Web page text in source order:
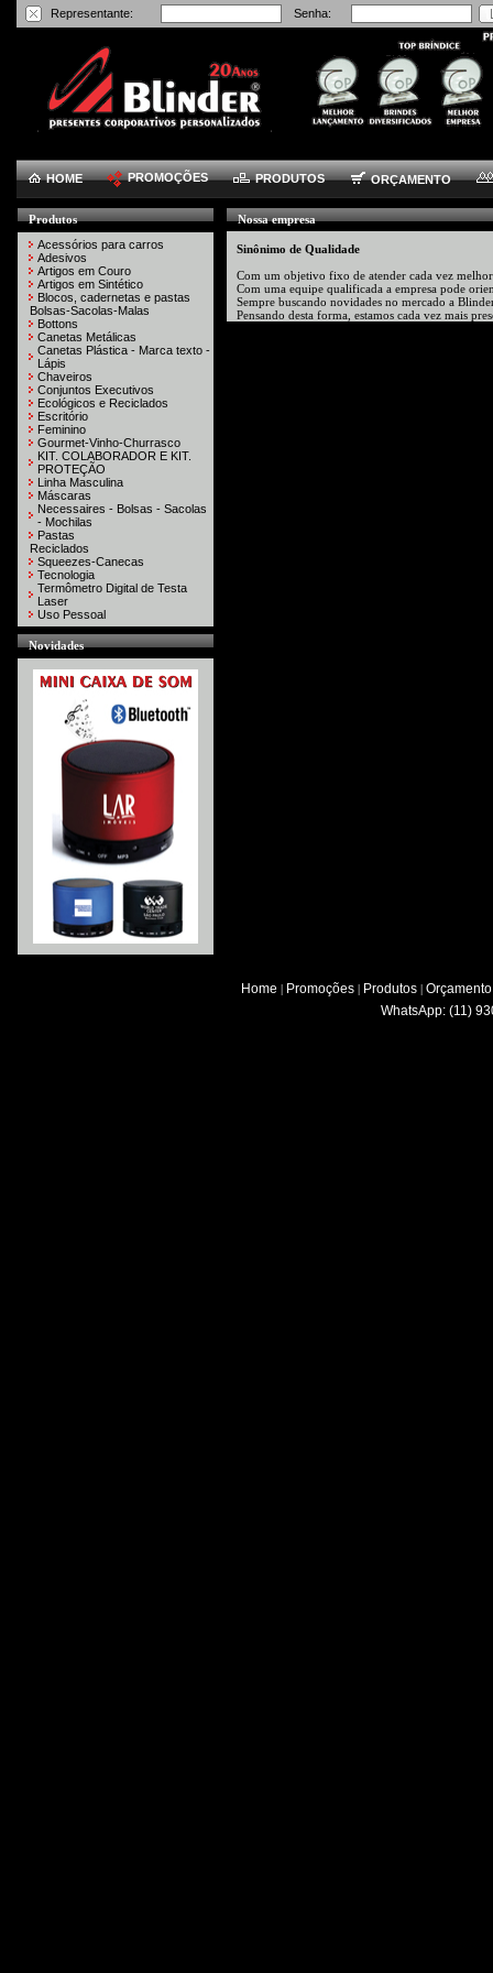
Representante: Senha:
HOME PROMOÇÕES PRODUTOS ORÇAMENTO
Produtos
Acessórios para carros
Adesivos
Artigos em Couro
Artigos em Sintético
Blocos, cadernetas e pastas
Bolsas-Sacolas-Malas
Bottons
Canetas Metálicas
Canetas Plástica - Marca texto -
Lápis
Chaveiros
Conjuntos Executivos
Ecológicos e Reciclados
Escritório
Feminino
Gourmet-Vinho-Churrasco
KIT. COLABORADOR E KIT.
PROTEÇÃO
Linha Masculina
Máscaras
Necessaires - Bolsas - Sacolas
- Mochilas
Pastas
Reciclados
Squeezes-Canecas
Tecnologia
Termômetro Digital de Testa
Laser
Uso Pessoal
Novidades
Nossa empresa
Sinônimo de Qualidade
Com um objetivo fixo de atender cada vez
Com uma equipe qualificada a empresa pode
Sempre buscando novidades no mercado a
Pensando desta forma, estamos cada vez mais
Home | Promoções | Produtos | Orçamento
WhatsApp: (11)